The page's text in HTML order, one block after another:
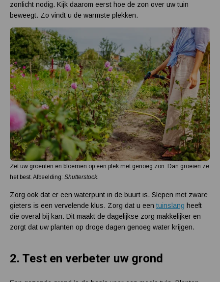
zonlicht nodig. Kijk daarom eerst hoe de zon over uw tuin
beweegt. Zo vindt u de warmste plekken.
Zet uw groenten en bloemen op een plek met genoeg zon. Dan groeien ze
het best. Afbeelding: Shutterstock.
Zorg ook dat er een waterpunt in de buurt is. Slepen met zware
gieters is een vervelende klus. Zorg dat u een tuinslang heeft
die overal bij kan. Dit maakt de dagelijkse zorg makkelijker en
zorgt dat uw planten op droge dagen genoeg water krijgen.
2. Test en verbeter uw grond